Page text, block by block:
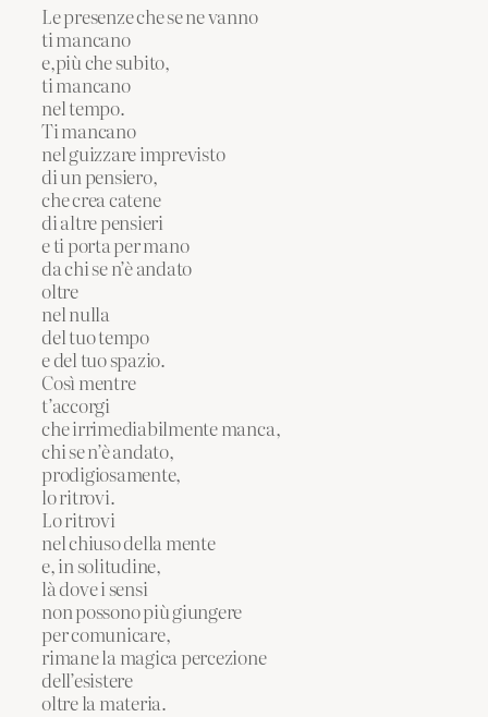
Le presenze che se ne vanno
ti mancano
e,più che subito,
ti mancano
nel tempo.
Ti mancano
nel guizzare imprevisto
di un pensiero,
che crea catene
di altre pensieri
e ti porta per mano
da chi se n’è andato
oltre
nel nulla
del tuo tempo
e del tuo spazio.
Così mentre
t’accorgi
che irrimediabilmente manca,
chi se n’è andato,
prodigiosamente,
lo ritrovi.
Lo ritrovi
nel chiuso della mente
e, in solitudine,
là dove i sensi
non possono più giungere
per comunicare,
rimane la magica percezione
dell’esistere
oltre la materia.